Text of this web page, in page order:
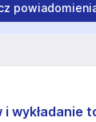
wykładanie